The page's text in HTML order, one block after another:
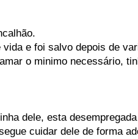
e foi salvo depois de
o minimo necessário,
dele, esta
cuidar dele de forma